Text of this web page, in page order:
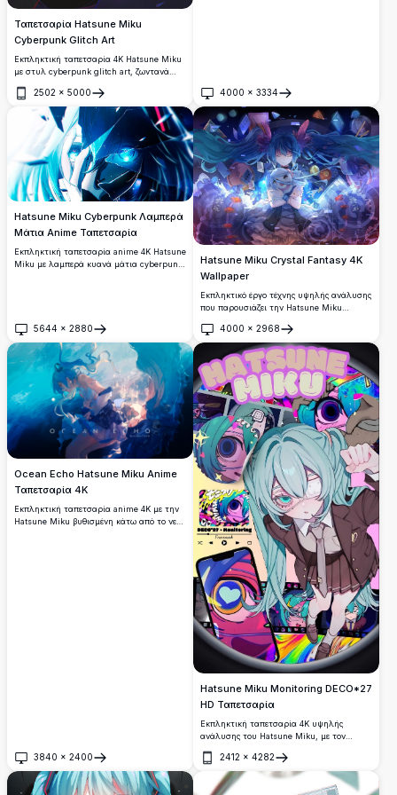
Ταπετσαρία Hatsune Miku
Cyberpunk Glitch Art
Εκπληκτική ταπετσαρία 4K Hatsune Miku
με στυλ cyberpunk glitch art, ζωντανά
ολογραφικά χρώματα, δυναμικά εφέ
χρωματικής εκτροπής και σκοτεινό
ατμοσφαιρικό φόντο. Ιδανική για λάτρεις
του anime και του Vocaloid.
2502 × 5000
Άνοιγμα
4000 × 3334
Άνοιγμα
Hatsune Miku Cyberpunk Λαμπερά
Μάτια Anime Ταπετσαρία
Εκπληκτική ταπετσαρία anime 4K Hatsune
Miku με λαμπερά κυανά μάτια cyberpunk
5644 × 2880
Άνοιγμα
Hatsune Miku Crystal Fantasy 4K
Wallpaper
Εκπληκτικό έργο τέχνης υψηλής ανάλυσης
που παρουσιάζει την Hatsune Miku
κρυστάλλους, γεωμετρικά σχήματα και
μαγικά στοιχεία. Τα ρέοντα τυρκουάζ
μαλλιά της χορεύουν μέσα από ένα
μυστικό μωβ-μπλε ονειρικό τοπίο γεμάτο
με λαμπερές σφαίρες και αιθέρια ομορφιά
σε premium 4K ποιότητα.
4000 × 2968
Άνοιγμα
Ocean Echo Hatsune Miku Anime
Ταπετσαρία 4K
Εκπληκτική ταπετσαρία anime 4K με την
Hatsune Miku βυθισμένη κάτω από το νερό
3840 × 2400
Άνοιγμα
Hatsune Miku Monitoring DECO*27
HD Ταπετσαρία
Εκπληκτική ταπετσαρία 4K υψηλής
ανάλυσης του Hatsune Miku, με τον
στολή, περιτριγυρισμένο από ψυχεδελικά
οπτικά στοιχεία από το μουσικό βίντεο
Monitoring του DECO*27 με ζωντανή νέον
2412 × 4282
Άνοιγμα